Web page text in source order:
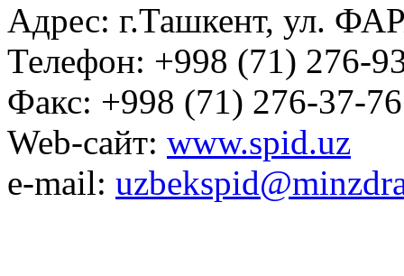
Адрес: г.Ташкент, ул.
Телефон: +998 (71) 276-
Факс: +998 (71) 276-37-76
Web-сайт: www.spid.uz
e-mail: